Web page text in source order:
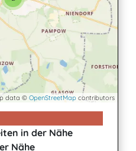
data © OpenStreetMap contributors
in der Nähe
Nähe